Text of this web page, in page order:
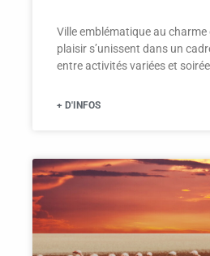
Ville emblématique au
plaisir s’unissent dans un
entre activités variées et
+ D'INFOS